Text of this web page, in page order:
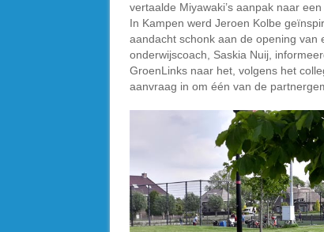
vertaalde Miyawaki’s aanpak naar een
In Kampen werd Jeroen Kolbe
aandacht schonk aan de opening van
onderwijscoach, Saskia Nuij,
GroenLinks naar het, volgens het
aanvraag in om één van de